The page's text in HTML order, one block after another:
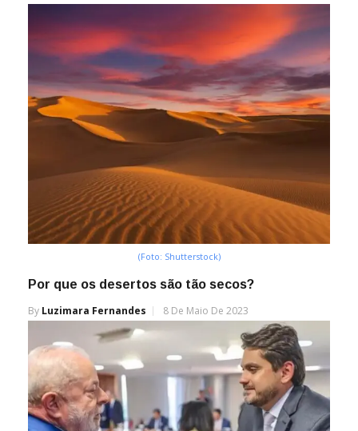
(Foto: Shutterstock)
Por que os desertos são tão secos?
By Luzimara Fernandes 8 De Maio De 2023